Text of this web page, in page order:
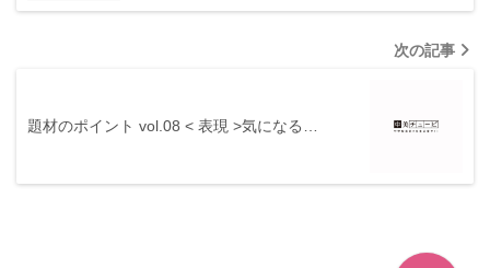
次の記事
題材のポイント vol.08 < 表現 >気になる…